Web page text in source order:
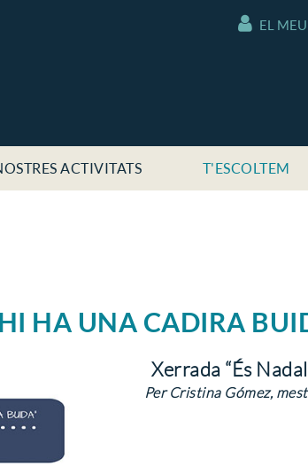
EL
ACTIVITATS T'ESCOLTEM
HA UNA CADIRA
Xerrada “És
Per Cristina Gómez,